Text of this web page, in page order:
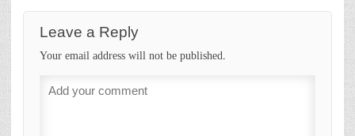
Leave a Reply
Your email address will not be published.